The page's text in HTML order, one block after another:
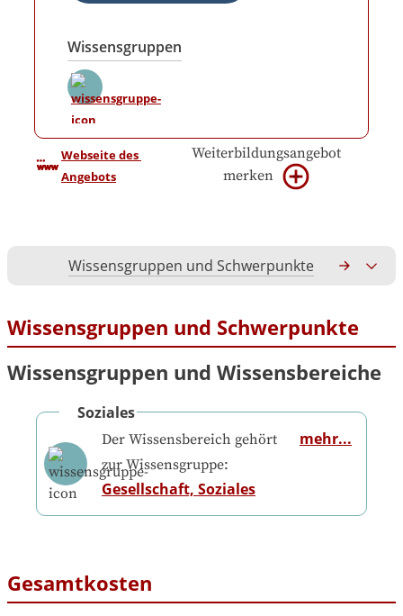
Wissensgruppen
Webseite des
Angebots
Weiterbildungsangebot
merken
Wissensgruppen und Schwerpunkte
Wissensgruppen und Schwerpunkte
Wissensgruppen und Wissensbereiche
Soziales
Der Wissensbereich gehört
zur Wissensgruppe:
Gesellschaft, Soziales
mehr...
Gesamtkosten